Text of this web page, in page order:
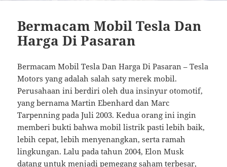
Bermacam Mobil Tesla Dan
Harga Di Pasaran
Bermacam Mobil Tesla Dan Harga Di Pasaran – Tesla
Motors yang adalah salah saty merek mobil.
Perusahaan ini berdiri oleh dua insinyur otomotif,
yang bernama Martin Ebenhard dan Marc
Tarpenning pada Juli 2003. Kedua orang ini ingin
memberi bukti bahwa mobil listrik pasti lebih baik,
lebih cepat, lebih menyenangkan, serta ramah
lingkungan. Lalu pada tahun 2004, Elon Musk
datang untuk menjadi pemegang saham terbesar,